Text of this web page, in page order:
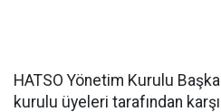
HATSO Yönetim Kurulu
kurulu üyeleri tarafından